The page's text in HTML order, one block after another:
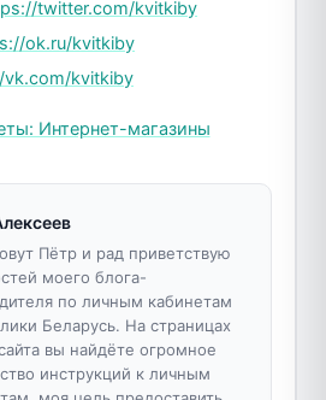
twitter.com/kvitkiby
ok.ru/kvitkiby
kvitkiby
Интернет-магазины
Пётр и рад приветствую
моего блога-
по личным кабинетам
Беларусь. На страницах
вы найдёте огромное
инструкций к личным